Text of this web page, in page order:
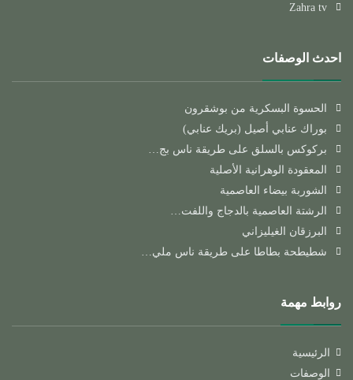
Zahra tv
احدث الوصفات
الحسوة البسكرية من بوشقرون
بوراك عنابي أصيل (بريك عنابي)
بركوكس بالسلق على طريقة ناس بج…
المعقودة الوهرانية الأصلية
الشوربة بيضاء العاصمية
الرشتة العاصمية بالدجاج واللفت…
البرزقان الغيليزاني
شطيطحة بطاطا على طريقة ناس ملي…
روابط مهمة
الرئيسية
الوصفات